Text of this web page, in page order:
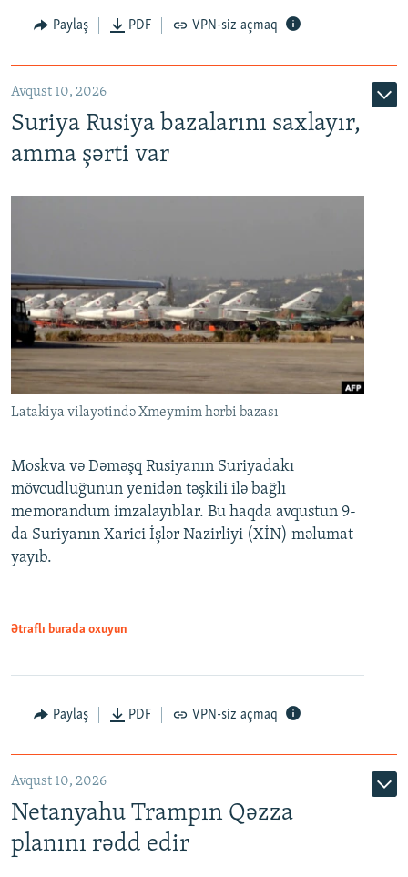
Paylaş PDF VPN-siz açmaq
Avqust 10, 2026
Suriya Rusiya bazalarını saxlayır,
amma şərti var
Latakiya vilayətində Xmeymim hərbi bazası
Moskva və Dəməşq Rusiyanın Suriyadakı
mövcudluğunun yenidən təşkili ilə bağlı
memorandum imzalayıblar. Bu haqda avqustun 9-
da Suriyanın Xarici İşlər Nazirliyi (XİN) məlumat
yayıb.
Ətraflı burada oxuyun
Paylaş PDF VPN-siz açmaq
Avqust 10, 2026
Netanyahu Trampın Qəzza
planını rədd edir